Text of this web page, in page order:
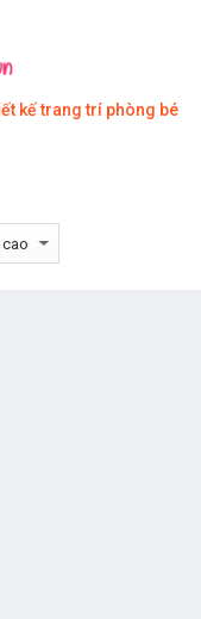
kế trang trí phòng bé